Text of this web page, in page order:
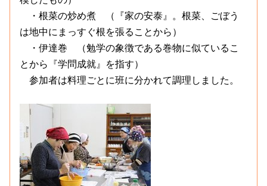
・ 根菜の炒め煮 （『家の安泰』。根菜、ごぼう
は地中にまっすぐ根を張ることから）
・ 伊達巻 （勉学の象徴である巻物に似ているこ
とから『学問成就』を指す）
参加者は料理ごとに班に分かれて調理しました。